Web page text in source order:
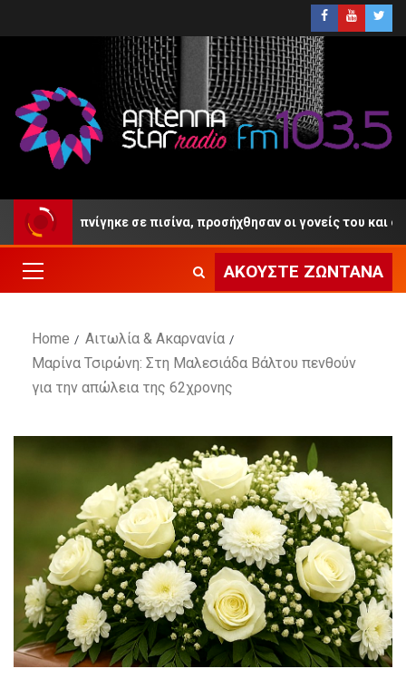
ετών πνίγηκε σε πισίνα, προσήχθησαν οι γονείς του και ο
ΑΚΟΎΣΤΕ ΖΩΝΤΑΝΆ
Home
Αιτωλία & Ακαρνανία
Μαρίνα Τσιρώνη: Στη Μαλεσιάδα Βάλτου πενθούν
για την απώλεια της 62χρονης